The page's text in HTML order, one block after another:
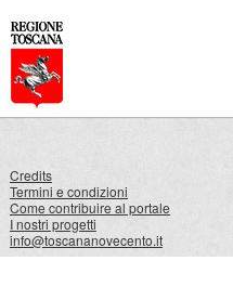
Credits
Termini e condizioni
Come contribuire al portale
I nostri progetti
info@toscananovecento.it